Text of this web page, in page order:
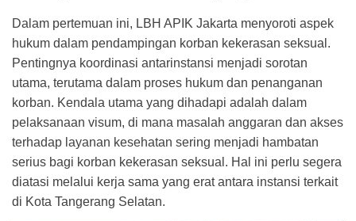
Dalam pertemuan ini, LBH APIK Jakarta menyoroti aspek
hukum dalam pendampingan korban kekerasan seksual.
Pentingnya koordinasi antarinstansi menjadi sorotan
utama, terutama dalam proses hukum dan penanganan
korban. Kendala utama yang dihadapi adalah dalam
pelaksanaan visum, di mana masalah anggaran dan akses
terhadap layanan kesehatan sering menjadi hambatan
serius bagi korban kekerasan seksual. Hal ini perlu segera
diatasi melalui kerja sama yang erat antara instansi terkait
di Kota Tangerang Selatan.